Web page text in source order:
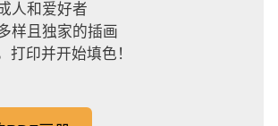
人和爱好者
样且独家的插画
打印并开始填色！